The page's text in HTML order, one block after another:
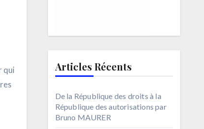
qui
Articles Récents
De la République des droits à la
République des autorisations par
Bruno MAURER